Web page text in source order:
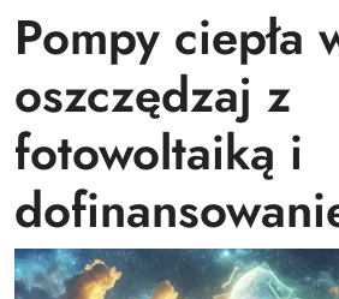
Pompy ciepła
oszczędzaj z
fotowoltaiką i